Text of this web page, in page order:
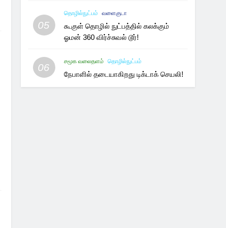
05
தொழில்நுட்பம் வளைகுடா
கூகுள் தொழில் நுட்பத்தில் கலக்கும்
ஓமன் 360 விர்ச்சுவல் டூர்!
06
சமூக வலைதளம் தொழில்நுட்பம்
நேபாளில் தடையாகிறது டிக்டாக் செயலி!